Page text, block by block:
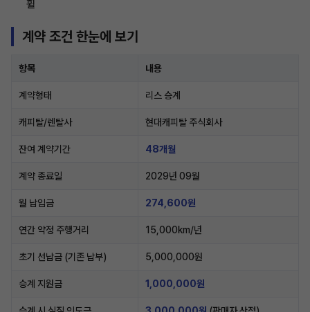
휠
계약 조건 한눈에 보기
항목 내용
계약형태 리스 승계
캐피탈/렌탈사 현대캐피탈 주식회사
잔여 계약기간 48개월
계약 종료일 2029년 09월
월 납입금 274,600원
연간 약정 주행거리 15,000km/년
초기 선납금 (기존 납부) 5,000,000원
승계 지원금 1,000,000원